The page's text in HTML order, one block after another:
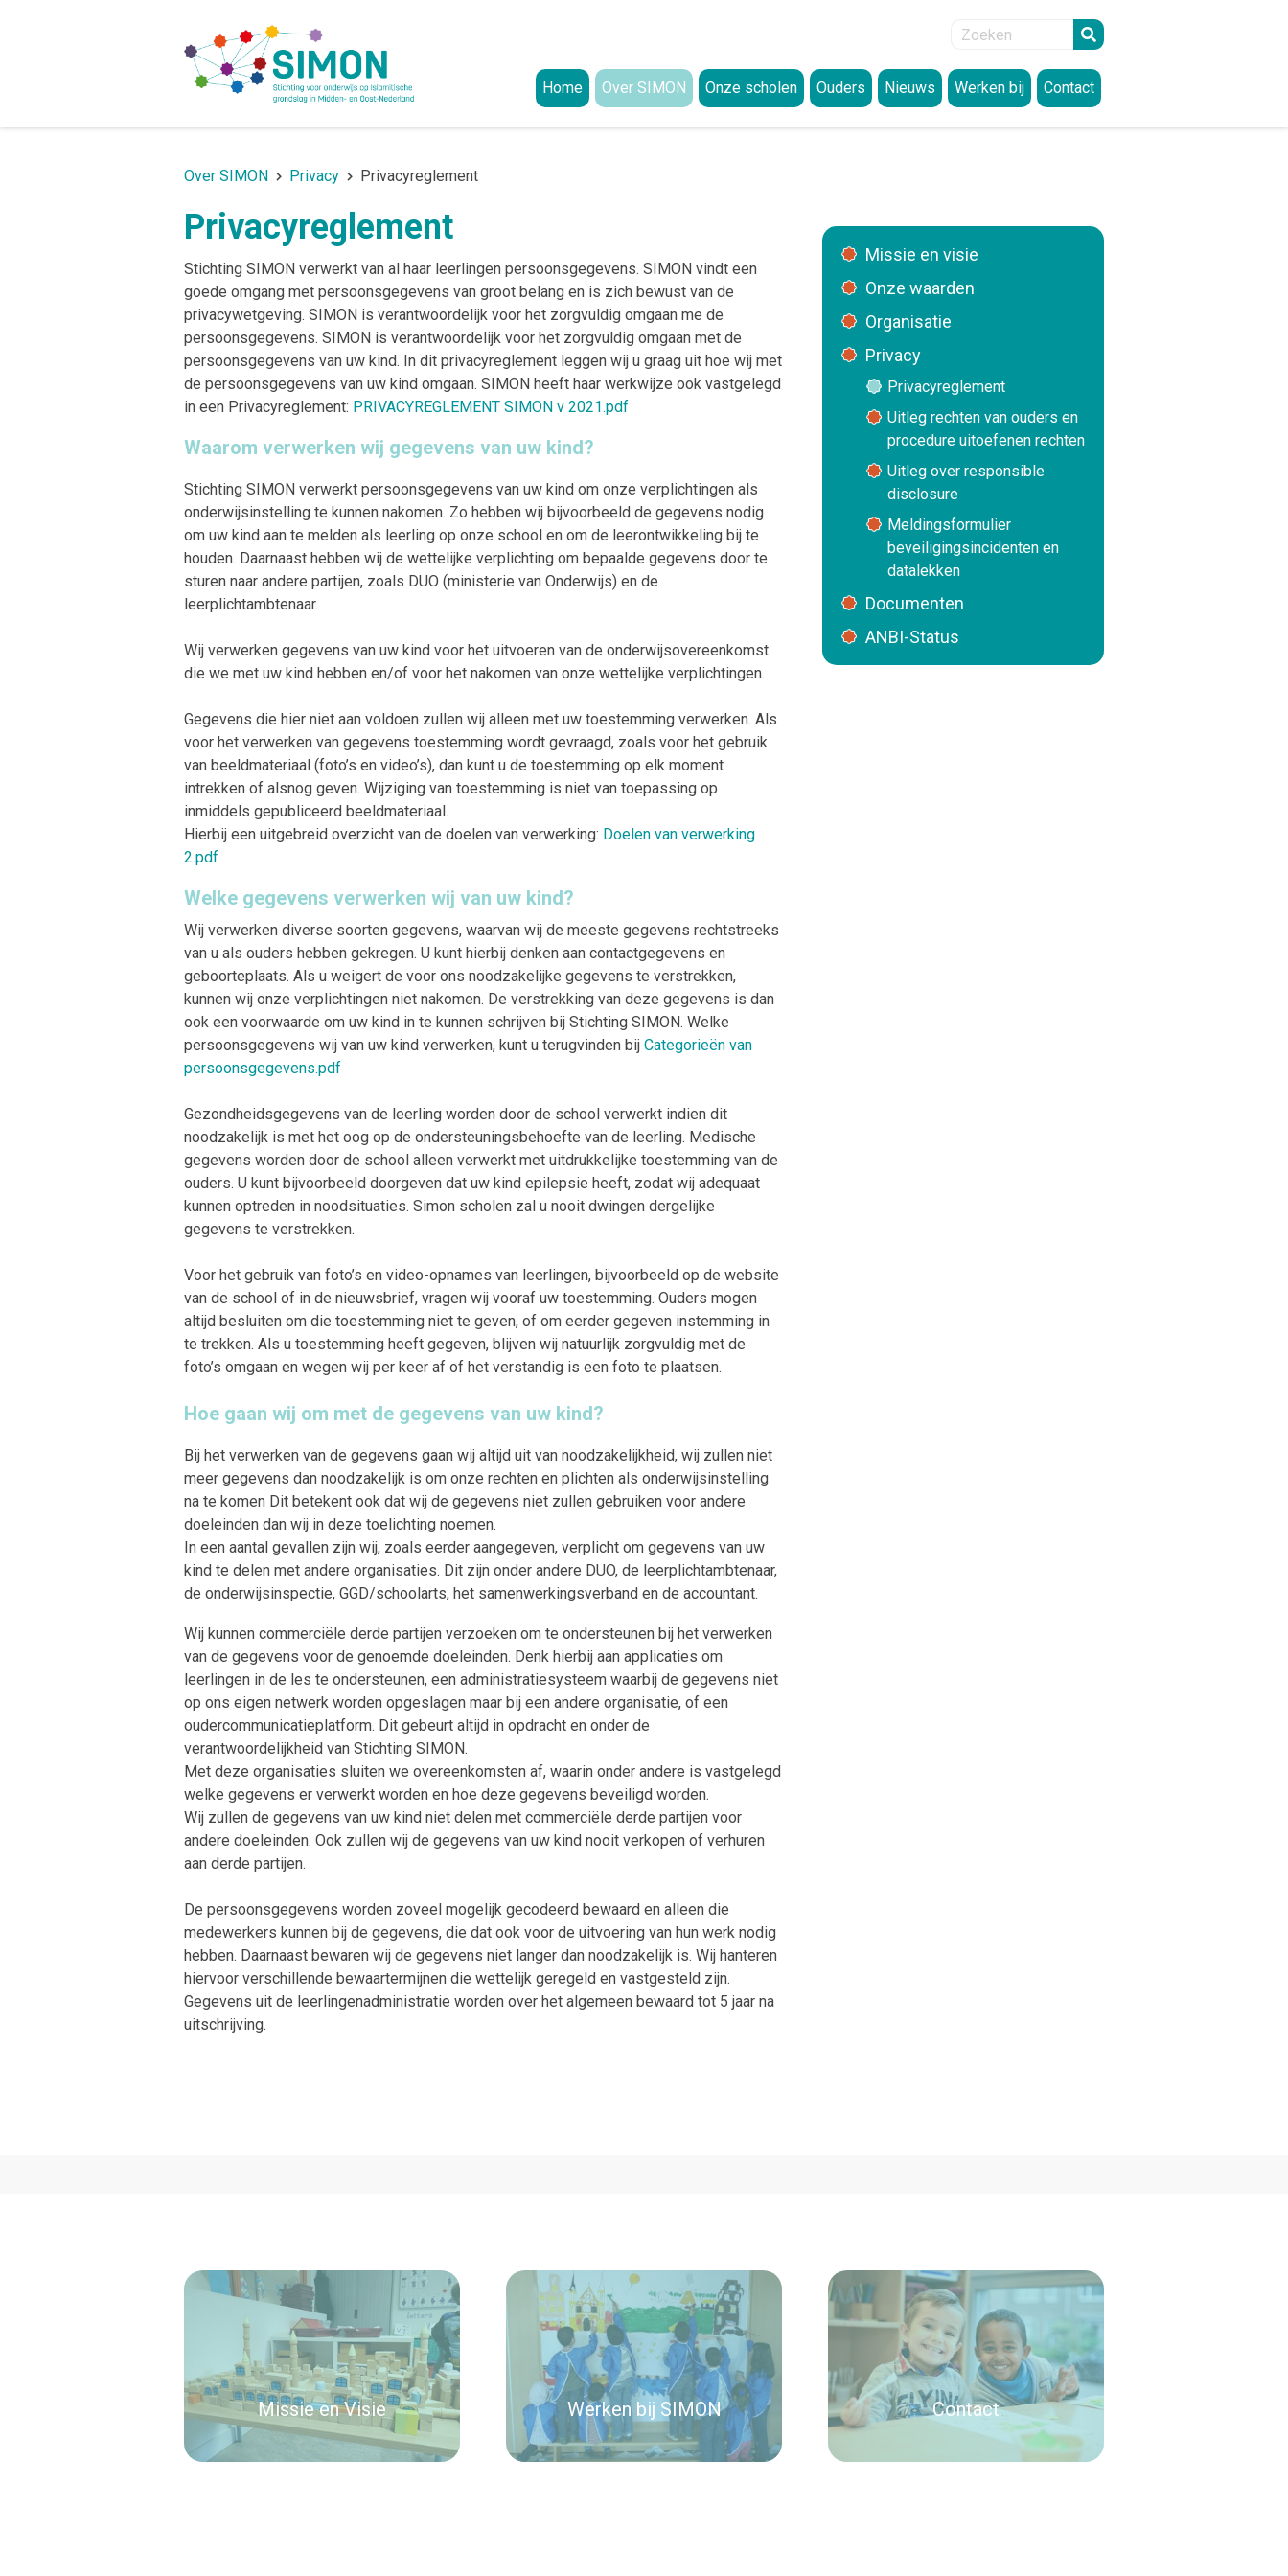
Home
Over SIMON
Raad van Toezicht (RvT)
GMR
Uitleg rechten van ouders en procedure uitoefenen rechten
Uitleg over responsible disclosure
Meldingsformulier beveiligingsincidenten en datalekken
Strategisch beleidsplan
Jaarverslagen
Integriteitscode
Klokkenluidersregeling
ANBI-Status
Onze scholen
Ouders
Interessante links
Nieuws
Werken bij
Contact
Over SIMON Privacy Privacyreglement
Privacyreglement
Stichting SIMON verwerkt van al haar leerlingen persoonsgegevens. SIMON vindt een
goede omgang met persoonsgegevens van groot belang en is zich bewust van de
privacywetgeving. SIMON is verantwoordelijk voor het zorgvuldig omgaan me de
persoonsgegevens. SIMON is verantwoordelijk voor het zorgvuldig omgaan met de
persoonsgegevens van uw kind. In dit privacyreglement leggen wij u graag uit hoe wij met
de persoonsgegevens van uw kind omgaan. SIMON heeft haar werkwijze ook vastgelegd
in een Privacyreglement: PRIVACYREGLEMENT SIMON v 2021.pdf
Waarom verwerken wij gegevens van uw kind?
Stichting SIMON verwerkt persoonsgegevens van uw kind om onze verplichtingen als
onderwijsinstelling te kunnen nakomen. Zo hebben wij bijvoorbeeld de gegevens nodig
om uw kind aan te melden als leerling op onze school en om de leerontwikkeling bij te
houden. Daarnaast hebben wij de wettelijke verplichting om bepaalde gegevens door te
sturen naar andere partijen, zoals DUO (ministerie van Onderwijs) en de
leerplichtambtenaar.
Wij verwerken gegevens van uw kind voor het uitvoeren van de onderwijsovereenkomst
die we met uw kind hebben en/of voor het nakomen van onze wettelijke verplichtingen.
Gegevens die hier niet aan voldoen zullen wij alleen met uw toestemming verwerken. Als
voor het verwerken van gegevens toestemming wordt gevraagd, zoals voor het gebruik
van beeldmateriaal (foto’s en video’s), dan kunt u de toestemming op elk moment
intrekken of alsnog geven. Wijziging van toestemming is niet van toepassing op
inmiddels gepubliceerd beeldmateriaal.
Hierbij een uitgebreid overzicht van de doelen van verwerking: Doelen van verwerking
2.pdf
Welke gegevens verwerken wij van uw kind?
Wij verwerken diverse soorten gegevens, waarvan wij de meeste gegevens rechtstreeks
van u als ouders hebben gekregen. U kunt hierbij denken aan contactgegevens en
geboorteplaats. Als u weigert de voor ons noodzakelijke gegevens te verstrekken,
kunnen wij onze verplichtingen niet nakomen. De verstrekking van deze gegevens is dan
ook een voorwaarde om uw kind in te kunnen schrijven bij Stichting SIMON. Welke
persoonsgegevens wij van uw kind verwerken, kunt u terugvinden bij Categorieën van
persoonsgegevens.pdf
Gezondheidsgegevens van de leerling worden door de school verwerkt indien dit
noodzakelijk is met het oog op de ondersteuningsbehoefte van de leerling. Medische
gegevens worden door de school alleen verwerkt met uitdrukkelijke toestemming van de
ouders. U kunt bijvoorbeeld doorgeven dat uw kind epilepsie heeft, zodat wij adequaat
kunnen optreden in noodsituaties. Simon scholen zal u nooit dwingen dergelijke
gegevens te verstrekken.
Voor het gebruik van foto’s en video-opnames van leerlingen, bijvoorbeeld op de website
van de school of in de nieuwsbrief, vragen wij vooraf uw toestemming. Ouders mogen
altijd besluiten om die toestemming niet te geven, of om eerder gegeven instemming in
te trekken. Als u toestemming heeft gegeven, blijven wij natuurlijk zorgvuldig met de
foto’s omgaan en wegen wij per keer af of het verstandig is een foto te plaatsen.
Hoe gaan wij om met de gegevens van uw kind?
Bij het verwerken van de gegevens gaan wij altijd uit van noodzakelijkheid, wij zullen niet
meer gegevens dan noodzakelijk is om onze rechten en plichten als onderwijsinstelling
na te komen Dit betekent ook dat wij de gegevens niet zullen gebruiken voor andere
doeleinden dan wij in deze toelichting noemen.
In een aantal gevallen zijn wij, zoals eerder aangegeven, verplicht om gegevens van uw
kind te delen met andere organisaties. Dit zijn onder andere DUO, de leerplichtambtenaar,
de onderwijsinspectie, GGD/schoolarts, het samenwerkingsverband en de accountant.
Wij kunnen commerciële derde partijen verzoeken om te ondersteunen bij het verwerken
van de gegevens voor de genoemde doeleinden. Denk hierbij aan applicaties om
leerlingen in de les te ondersteunen, een administratiesysteem waarbij de gegevens niet
op ons eigen netwerk worden opgeslagen maar bij een andere organisatie, of een
oudercommunicatieplatform. Dit gebeurt altijd in opdracht en onder de
verantwoordelijkheid van Stichting SIMON.
Met deze organisaties sluiten we overeenkomsten af, waarin onder andere is vastgelegd
welke gegevens er verwerkt worden en hoe deze gegevens beveiligd worden.
Wij zullen de gegevens van uw kind niet delen met commerciële derde partijen voor
andere doeleinden. Ook zullen wij de gegevens van uw kind nooit verkopen of verhuren
aan derde partijen.
De persoonsgegevens worden zoveel mogelijk gecodeerd bewaard en alleen die
medewerkers kunnen bij de gegevens, die dat ook voor de uitvoering van hun werk nodig
hebben. Daarnaast bewaren wij de gegevens niet langer dan noodzakelijk is. Wij hanteren
hiervoor verschillende bewaartermijnen die wettelijk geregeld en vastgesteld zijn.
Gegevens uit de leerlingenadministratie worden over het algemeen bewaard tot 5 jaar na
uitschrijving.
Missie en visie
Onze waarden
Organisatie
Privacy
Privacyreglement
Uitleg rechten van ouders en
procedure uitoefenen rechten
Uitleg over responsible
disclosure
Meldingsformulier
beveiligingsincidenten en
datalekken
Documenten
ANBI-Status
Missie en Visie Werken bij SIMON Contact